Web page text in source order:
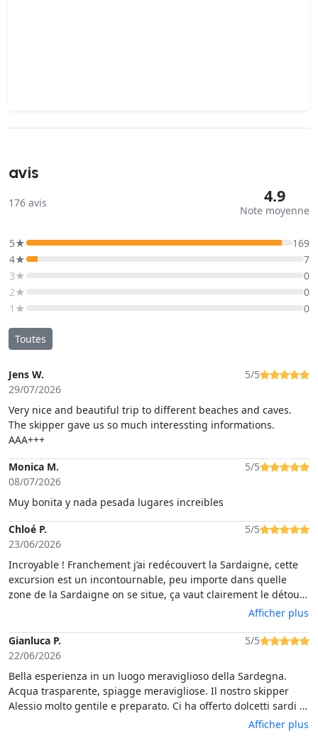
avis
176 avis 4.9
Note moyenne
5★
169
4★
7
3★
0
2★
0
1★
0
Toutes
Jens W.
29/07/2026
5/5
Very nice and beautiful trip to different beaches and caves.
The skipper gave us so much interessting informations.
AAA+++
Monica M.
08/07/2026
5/5
Muy bonita y nada pesada lugares increibles
Chloé P.
23/06/2026
5/5
Incroyable ! Franchement j’ai redécouvert la Sardaigne, cette
excursion est un incontournable, peu importe dans quelle
zone de la Sardaigne on se situe, ça vaut clairement le détour.
Impressionnant. Magnifique. On en a eu plein les yeux ! Et
infiniment.
Afficher plus
Gianluca P.
22/06/2026
5/5
Bella esperienza in un luogo meraviglioso della Sardegna.
Acqua trasparente, spiagge meravigliose. Il nostro skipper
Alessio molto gentile e preparato. Ci ha offerto dolcetti sardi e
Afficher plus